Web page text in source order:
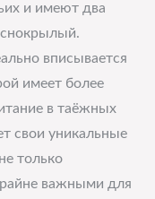
и имеют два
вписывается
имеет более
в таёжных
свои уникальные
только
важными для